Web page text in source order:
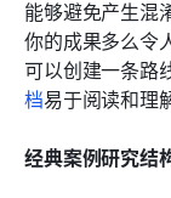
能够避免产生混
你的成果多么令
可以创建一条路
档易于阅读和理
经典案例研究结